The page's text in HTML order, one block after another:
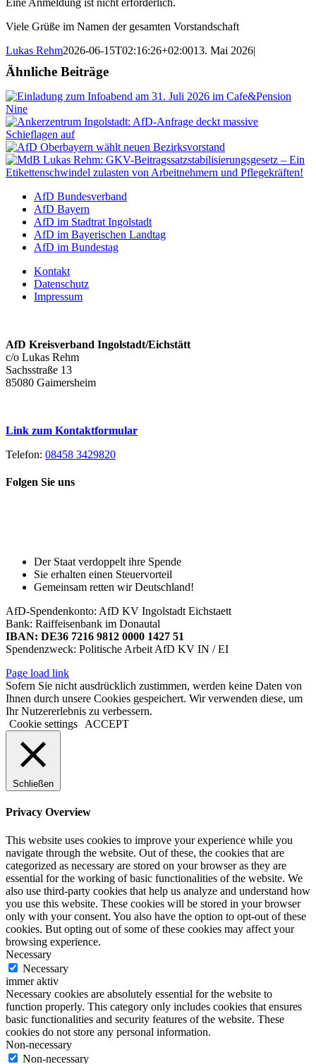
Viele Grüße im Namen der gesamten Vorstandschaft
Lukas Rehm2026-06-15T02:16:26+02:0013. Mai 2026|
Ähnliche Beiträge
AfD Bundesverband
AfD Bayern
AfD im Stadtrat Ingolstadt
AfD im Bayerischen Landtag
AfD im Bundestag
Kontakt
Datenschutz
Impressum
AfD Kreisverband Ingolstadt/Eichstätt
c/o Lukas Rehm
Sachsstraße 13
85080 Gaimersheim
Link zum Kontaktformular
Telefon: 08458 3429820
Folgen Sie uns
Der Staat verdoppelt ihre Spende
Sie erhalten einen Steuervorteil
Gemeinsam retten wir Deutschland!
AfD-Spendenkonto: AfD KV Ingolstadt Eichstaett
Bank: Raiffeisenbank im Donautal
IBAN: DE36 7216 9812 0000 1427 51
Spendenzweck: Politische Arbeit AfD KV IN / EI
Page load link
Sofern Sie nicht ausdrücklich zustimmen, werden keine Daten von
Ihnen durch unsere Cookies gespeichert. Wir verwenden diese, um
Ihr Nutzererlebnis zu verbessern.
Cookie settings
ACCEPT
Schließen
Privacy Overview
This website uses cookies to improve your experience while you
navigate through the website. Out of these, the cookies that are
categorized as necessary are stored on your browser as they are
essential for the working of basic functionalities of the website. We
also use third-party cookies that help us analyze and understand how
you use this website. These cookies will be stored in your browser
only with your consent. You also have the option to opt-out of these
cookies. But opting out of some of these cookies may affect your
browsing experience.
Necessary
Necessary
immer aktiv
Necessary cookies are absolutely essential for the website to
function properly. This category only includes cookies that ensures
basic functionalities and security features of the website. These
cookies do not store any personal information.
Non-necessary
Non-necessary